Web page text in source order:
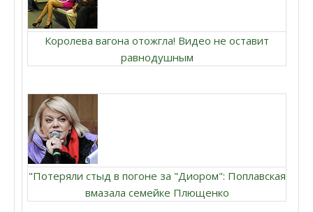
Королева вагона отожгла! Видео не оставит
равнодушным
"Потеряли стыд в погоне за "Диором": Поплавская
вмазала семейке Плющенко